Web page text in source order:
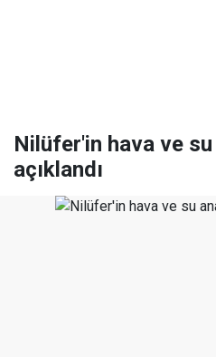
Nilüfer'in hava ve
açıklandı